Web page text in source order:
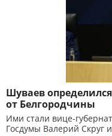
Шуваев
от Белгородчины
Ими стали вице-
Госдумы Валерий Скруг